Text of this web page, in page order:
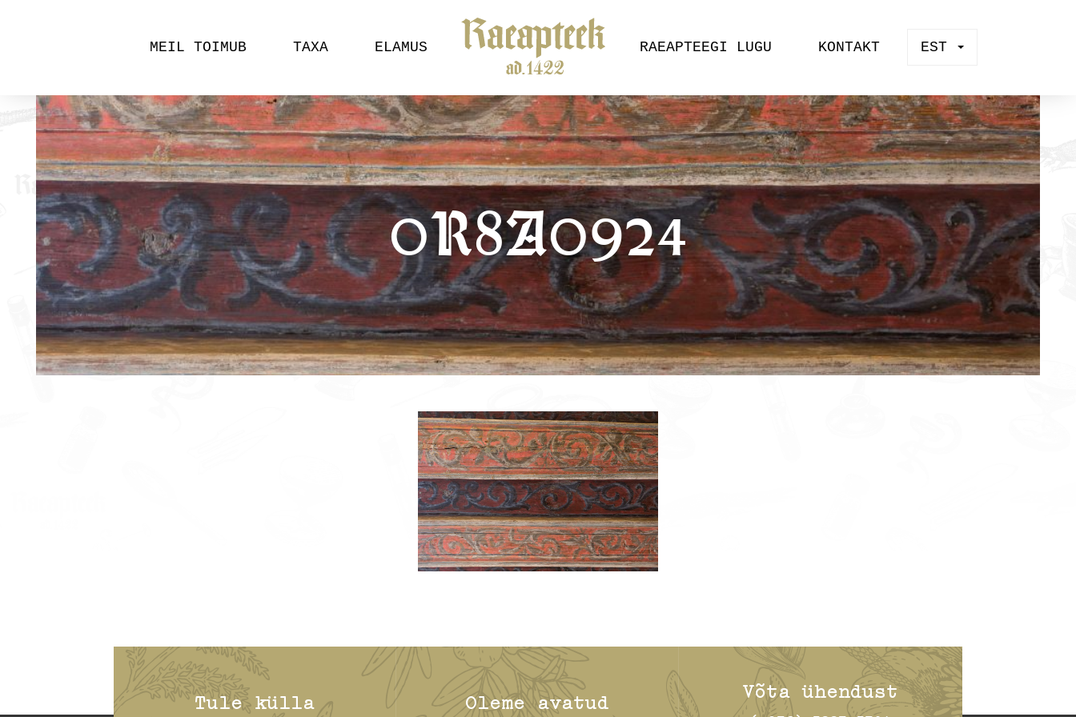
MEIL TOIMUB TAXA ELAMUS RAEAPTEEGI LUGU KONTAKT EST
0R8A0924
Tule külla Oleme avatud Võta ühendust